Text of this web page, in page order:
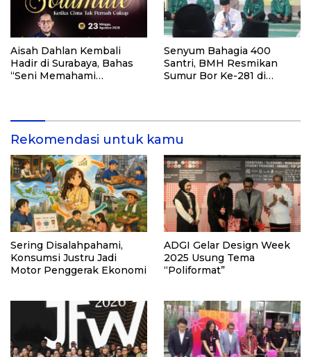
Aisah Dahlan Kembali
Hadir di Surabaya, Bahas
“Seni Memahami
Senyum Bahagia 400
Santri, BMH Resmikan
Sumur Bor Ke-281 di
Rekomendasi untuk kamu
Sering Disalahpahami,
Konsumsi Justru Jadi
Motor Penggerak Ekonomi
ADGI Gelar Design Week
2025 Usung Tema
“Poliformat”